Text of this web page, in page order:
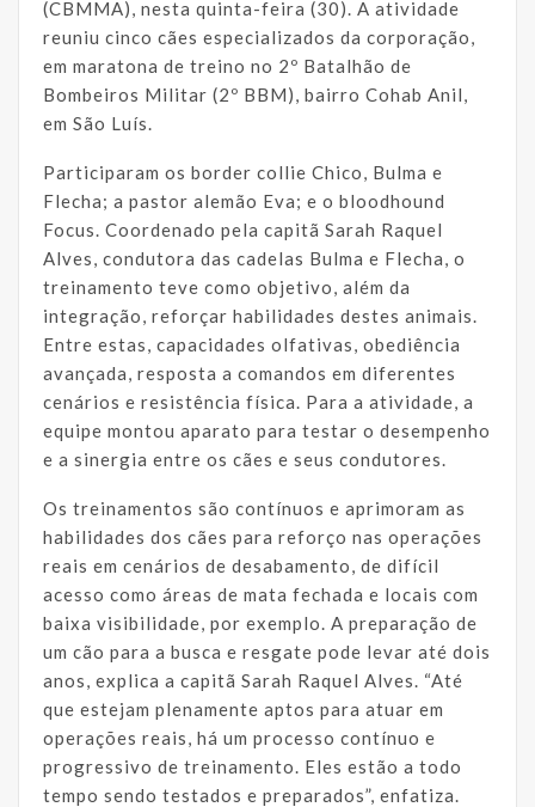
(CBMMA), nesta quinta-feira (30). A atividade
reuniu cinco cães especializados da corporação,
em maratona de treino no 2º Batalhão de
Bombeiros Militar (2º BBM), bairro Cohab Anil,
em São Luís.
Participaram os border collie Chico, Bulma e
Flecha; a pastor alemão Eva; e o bloodhound
Focus. Coordenado pela capitã Sarah Raquel
Alves, condutora das cadelas Bulma e Flecha, o
treinamento teve como objetivo, além da
integração, reforçar habilidades destes animais.
Entre estas, capacidades olfativas, obediência
avançada, resposta a comandos em diferentes
cenários e resistência física. Para a atividade, a
equipe montou aparato para testar o desempenho
e a sinergia entre os cães e seus condutores.
Os treinamentos são contínuos e aprimoram as
habilidades dos cães para reforço nas operações
reais em cenários de desabamento, de difícil
acesso como áreas de mata fechada e locais com
baixa visibilidade, por exemplo. A preparação de
um cão para a busca e resgate pode levar até dois
anos, explica a capitã Sarah Raquel Alves. “Até
que estejam plenamente aptos para atuar em
operações reais, há um processo contínuo e
progressivo de treinamento. Eles estão a todo
tempo sendo testados e preparados”, enfatiza.